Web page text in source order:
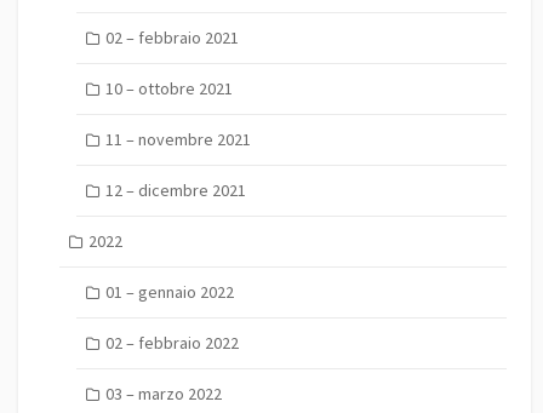
02 – febbraio 2021
10 – ottobre 2021
11 – novembre 2021
12 – dicembre 2021
2022
01 – gennaio 2022
02 – febbraio 2022
03 – marzo 2022